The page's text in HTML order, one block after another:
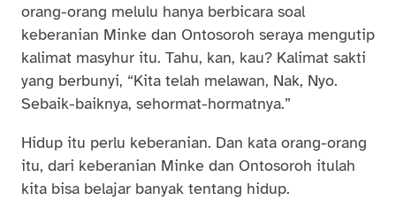
orang-orang melulu hanya berbicara soal
keberanian Minke dan Ontosoroh seraya mengutip
kalimat masyhur itu. Tahu, kan, kau? Kalimat sakti
yang berbunyi, “Kita telah melawan, Nak, Nyo.
Sebaik-baiknya, sehormat-hormatnya.”
Hidup itu perlu keberanian. Dan kata orang-orang
itu, dari keberanian Minke dan Ontosoroh itulah
kita bisa belajar banyak tentang hidup.